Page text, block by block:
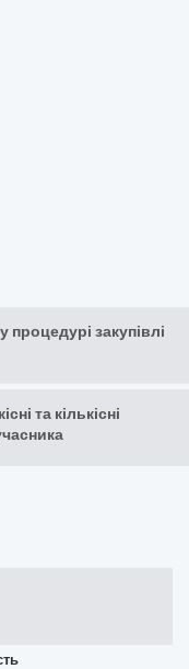
процедурі закупівлі
та кількісні